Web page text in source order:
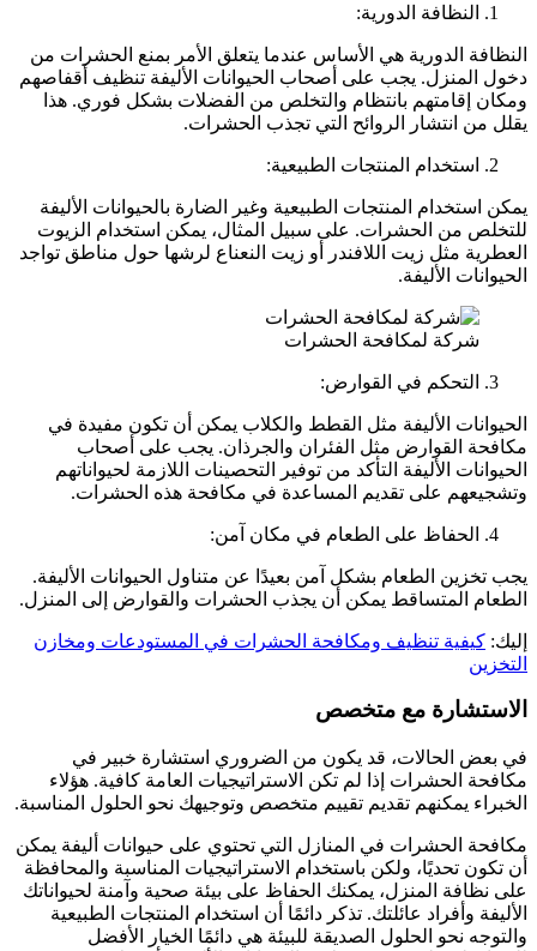
النظافة الدورية:
النظافة الدورية هي الأساس عندما يتعلق الأمر بمنع الحشرات من
دخول المنزل. يجب على أصحاب الحيوانات الأليفة تنظيف أقفاصهم
ومكان إقامتهم بانتظام والتخلص من الفضلات بشكل فوري. هذا
يقلل من انتشار الروائح التي تجذب الحشرات.
استخدام المنتجات الطبيعية:
يمكن استخدام المنتجات الطبيعية وغير الضارة بالحيوانات الأليفة
للتخلص من الحشرات. على سبيل المثال، يمكن استخدام الزيوت
العطرية مثل زيت اللافندر أو زيت النعناع لرشها حول مناطق تواجد
الحيوانات الأليفة.
شركة لمكافحة الحشرات
التحكم في القوارض:
الحيوانات الأليفة مثل القطط والكلاب يمكن أن تكون مفيدة في
مكافحة القوارض مثل الفئران والجرذان. يجب على أصحاب
الحيوانات الأليفة التأكد من توفير التحصينات اللازمة لحيواناتهم
وتشجيعهم على تقديم المساعدة في مكافحة هذه الحشرات.
الحفاظ على الطعام في مكان آمن:
يجب تخزين الطعام بشكل آمن بعيدًا عن متناول الحيوانات الأليفة.
الطعام المتساقط يمكن أن يجذب الحشرات والقوارض إلى المنزل.
إليك: كيفية تنظيف ومكافحة الحشرات في المستودعات ومخازن
التخزين
الاستشارة مع متخصص
في بعض الحالات، قد يكون من الضروري استشارة خبير في
مكافحة الحشرات إذا لم تكن الاستراتيجيات العامة كافية. هؤلاء
الخبراء يمكنهم تقديم تقييم متخصص وتوجيهك نحو الحلول المناسبة.
مكافحة الحشرات في المنازل التي تحتوي على حيوانات أليفة يمكن
أن تكون تحديًا، ولكن باستخدام الاستراتيجيات المناسبة والمحافظة
على نظافة المنزل، يمكنك الحفاظ على بيئة صحية وآمنة لحيواناتك
الأليفة وأفراد عائلتك. تذكر دائمًا أن استخدام المنتجات الطبيعية
والتوجه نحو الحلول الصديقة للبيئة هي دائمًا الخيار الأفضل